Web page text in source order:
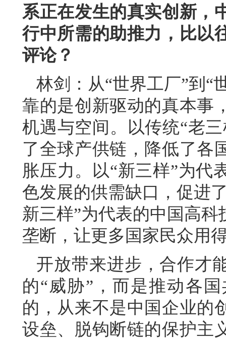
系正在发生的真实创新，
行中所需的助推力，比以
评论？
林剑：从“世界工厂”到“
靠的是创新驱动的真本事
机遇与空间。以传统“老
了全球产供链，降低了各
胀压力。以“新三样”为代
色发展的供需缺口，促进
新三样”为代表的中国高
垄断，让更多国家民众用
开放带来进步，合作才
的“威胁”，而是推动各
的，从来不是中国企业的
设垒、脱钩断链的保护主